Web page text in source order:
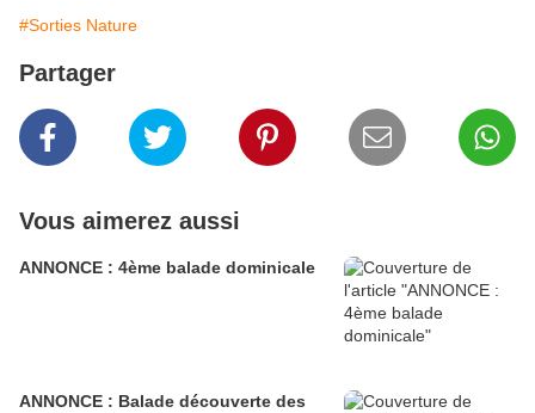
#Sorties Nature
Partager
Vous aimerez aussi
ANNONCE : 4ème balade dominicale
ANNONCE : Balade découverte des